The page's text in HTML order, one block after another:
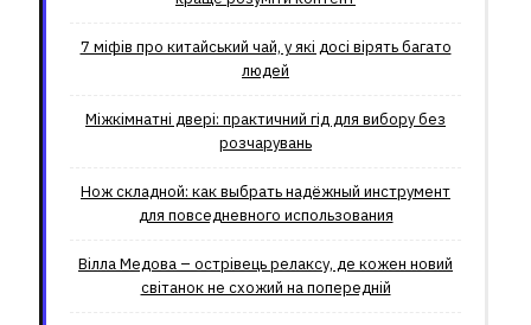
7 міфів про китайський чай, у які досі вірять багато
людей
Міжкімнатні двері: практичний гід для вибору без
розчарувань
Нож складной: как выбрать надёжный инструмент
для повседневного использования
Вілла Медова – острівець релаксу, де кожен новий
світанок не схожий на попередній